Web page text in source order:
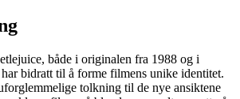
både i originalen fra 1988 og i
bidratt til å forme filmens unike identitet.
tolkning til de nye ansiktene